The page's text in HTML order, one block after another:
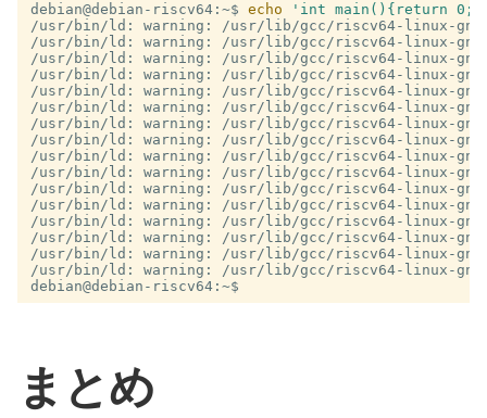
debian@debian-riscv64:~$ echo
'int main(){return
/usr/bin/ld: warning: /usr/lib/gcc/riscv64-linux-
/usr/bin/ld: warning: /usr/lib/gcc/riscv64-linux-
/usr/bin/ld: warning: /usr/lib/gcc/riscv64-linux-
/usr/bin/ld: warning: /usr/lib/gcc/riscv64-linux-
/usr/bin/ld: warning: /usr/lib/gcc/riscv64-linux-
/usr/bin/ld: warning: /usr/lib/gcc/riscv64-linux-
/usr/bin/ld: warning: /usr/lib/gcc/riscv64-linux-
/usr/bin/ld: warning: /usr/lib/gcc/riscv64-linux-
/usr/bin/ld: warning: /usr/lib/gcc/riscv64-linux-
/usr/bin/ld: warning: /usr/lib/gcc/riscv64-linux-
/usr/bin/ld: warning: /usr/lib/gcc/riscv64-linux-
/usr/bin/ld: warning: /usr/lib/gcc/riscv64-linux-
/usr/bin/ld: warning: /usr/lib/gcc/riscv64-linux-
/usr/bin/ld: warning: /usr/lib/gcc/riscv64-linux-
/usr/bin/ld: warning: /usr/lib/gcc/riscv64-linux-
debian@debian-riscv64:~$
まとめ